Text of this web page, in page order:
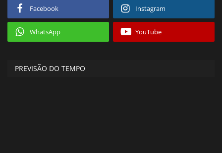
Facebook Instagram
WhatsApp YouTube
PREVISÃO DO TEMPO